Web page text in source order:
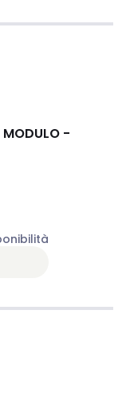
MODULO -